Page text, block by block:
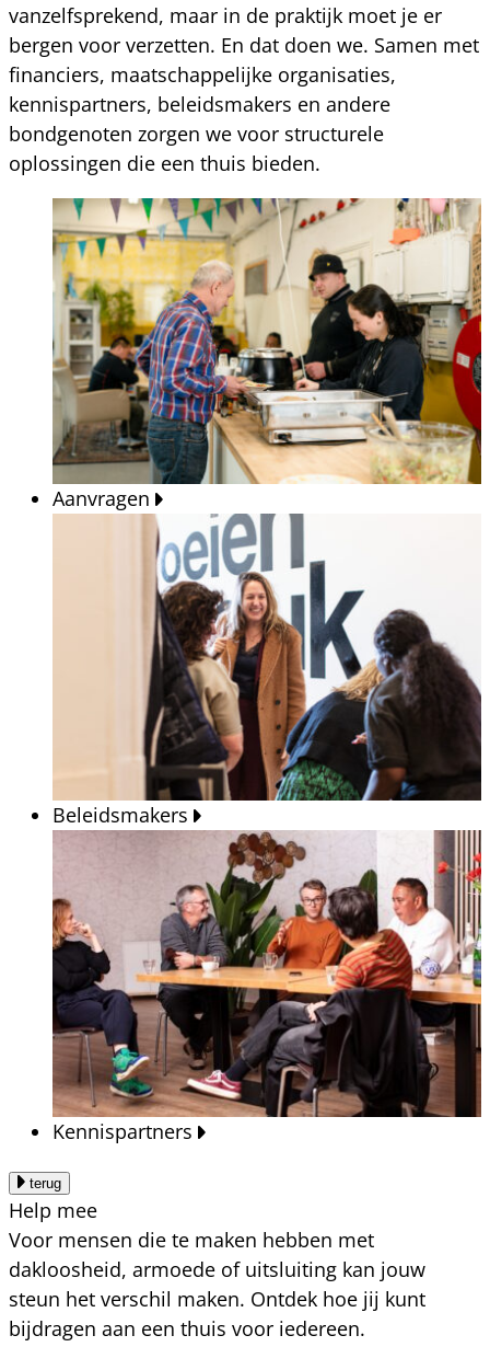
vanzelfsprekend, maar in de praktijk moet je er
bergen voor verzetten. En dat doen we. Samen met
financiers, maatschappelijke organisaties,
kennispartners, beleidsmakers en andere
bondgenoten zorgen we voor structurele
oplossingen die een thuis bieden.
Aanvragen
Beleidsmakers
Kennispartners
terug
Help mee
Voor mensen die te maken hebben met
dakloosheid, armoede of uitsluiting kan jouw
steun het verschil maken. Ontdek hoe jij kunt
bijdragen aan een thuis voor iedereen.